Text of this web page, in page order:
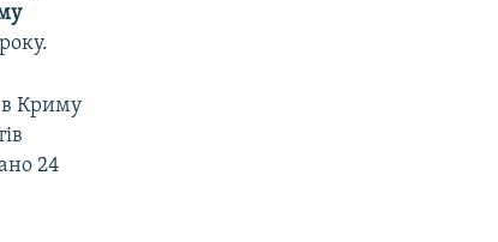
в Криму
24